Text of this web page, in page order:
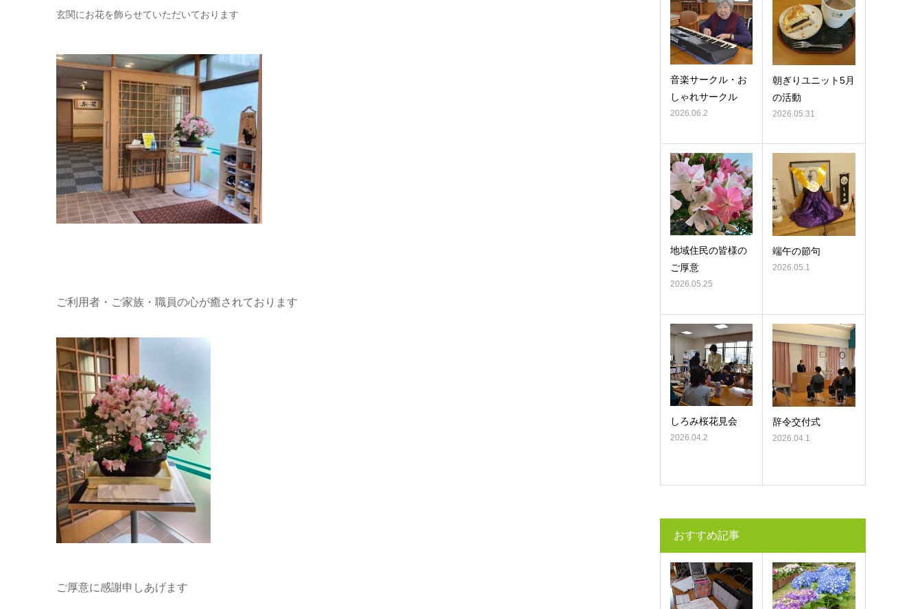
玄関にお花を飾らせていただいております
ご利用者・ご家族・職員の心が癒されております
ご厚意に感謝申しあげます
音楽サークル・お
しゃれサークル
2026.06.2
朝ぎりユニット5月
の活動
2026.05.31
地域住民の皆様の
ご厚意
2026.05.25
端午の節句
2026.05.1
しろみ桜花見会
2026.04.2
辞令交付式
2026.04.1
おすすめ記事